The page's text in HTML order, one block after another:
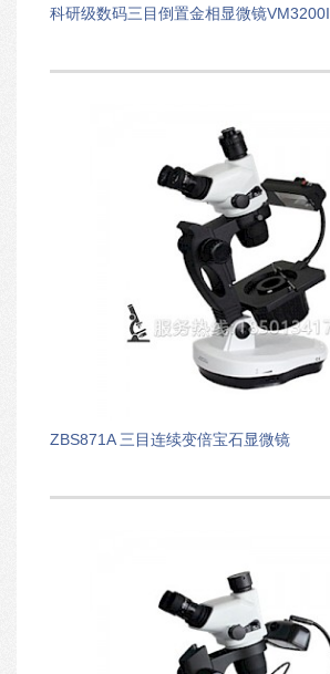
科研级数码三目倒置金相显微镜VM3200I
ZBS871A 三目连续变倍宝石显微镜